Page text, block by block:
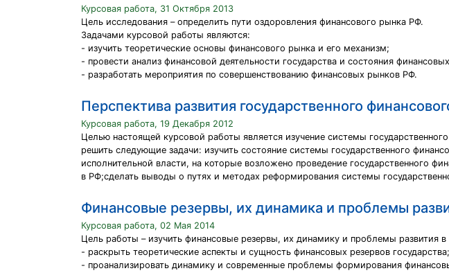
Курсовая работа, 31 Октября 2013
Цель исследования – определить пути оздоровления финансового рынка РФ.
Задачами курсовой работы являются:
- изучить теоретические основы финансового рынка и его механизм;
- провести анализ финансовой деятельности государства и состояния
- разработать мероприятия по совершенствованию финансовых рынков РФ.
Перспектива развития государственного
Курсовая работа, 19 Декабря 2012
Целью настоящей курсовой работы является изучение системы
решить следующие задачи: изучить состояние системы государственного
исполнительной власти, на которые возложено проведение государственного
в РФ;сделать выводы о путях и методах реформирования системы
Финансовые резервы, их динамика и проблемы
Курсовая работа, 02 Мая 2014
Цель работы – изучить финансовые резервы, их динамику и проблемы
- раскрыть теоретические аспекты и сущность финансовых резервов государства;
- проанализировать динамику и современные проблемы формирования